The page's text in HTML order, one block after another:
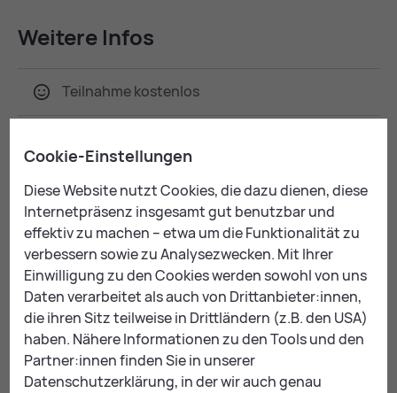
Wei­te­re In­fos
Teil­nah­me kos­ten­los
Mehr Ter­mi­ne ver­füg­bar
Fr., 28. August 2026, 16:00 - 20:00
Fr., 25. September 2026, 16:00 - 20:00
Fr., 23. Oktober 2026, 16:00 - 20:00
Kon­takt
Referat Soziales, Familie & Frauen
+43 3842 4062-357
Cookie-Einstellungen
Diese Website nutzt Cookies, die dazu dienen, diese
Internetpräsenz insgesamt gut benutzbar und
effektiv zu machen – etwa um die Funktionalität zu
verbessern sowie zu Analysezwecken. Mit Ihrer
Einwilligung zu den Cookies werden sowohl von uns
Daten verarbeitet als auch von Drittanbieter:innen,
die ihren Sitz teilweise in Drittländern (z.B. den USA)
haben. Nähere Informationen zu den Tools und den
Partner:innen finden Sie in unserer
Datenschutzerklärung, in der wir auch genau